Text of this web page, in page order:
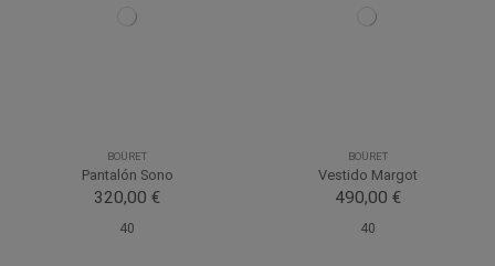
BOÜRET
Pantalón Sono
320,00 €
40
BOÜRET
Vestido Margot
490,00 €
40